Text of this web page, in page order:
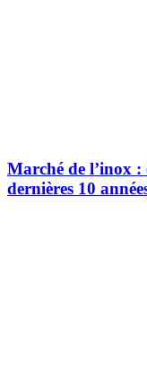
Marché de l’inox :
dernières 10